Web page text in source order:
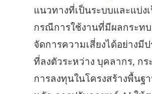
แนวทางที่เป็นระบบและแบ่
กรณีการใช้งานที่มีผลกระท
จัดการความเสี่ยงได้อย่างมี
ที่ลงตัวระหว่าง บุคลากร, ก
การลงทุนในโครงสร้างพื้น